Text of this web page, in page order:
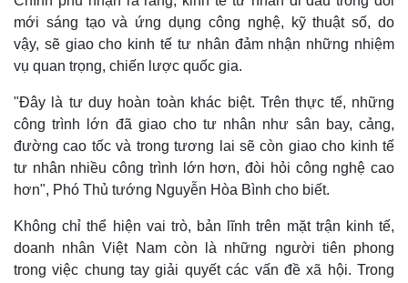
mới sáng tạo và ứng dụng công nghệ, kỹ thuật số, do
vậy, sẽ giao cho kinh tế tư nhân đảm nhận những nhiệm
vụ quan trọng, chiến lược quốc gia.
"Đây là tư duy hoàn toàn khác biệt. Trên thực tế, những
công trình lớn đã giao cho tư nhân như sân bay, cảng,
đường cao tốc và trong tương lai sẽ còn giao cho kinh tế
tư nhân nhiều công trình lớn hơn, đòi hỏi công nghệ cao
hơn", Phó Thủ tướng Nguyễn Hòa Bình cho biết.
Không chỉ thể hiện vai trò, bản lĩnh trên mặt trận kinh tế,
doanh nhân Việt Nam còn là những người tiên phong
trong việc chung tay giải quyết các vấn đề xã hội. Trong